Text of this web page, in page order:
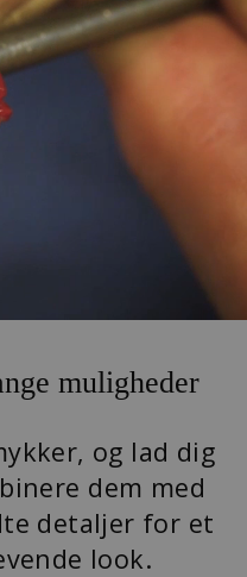
muligheder
og lad dig
dem med
detaljer for et
look.